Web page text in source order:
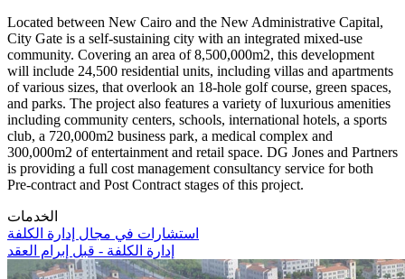
Located between New Cairo and the New Administrative Capital,
City Gate is a self-sustaining city with an integrated mixed-use
community. Covering an area of 8,500,000m2, this development
will include 24,500 residential units, including villas and apartments
of various sizes, that overlook an 18-hole golf course, green spaces,
and parks. The project also features a variety of luxurious amenities
including community centers, schools, international hotels, a sports
club, a 720,000m2 business park, a medical complex and
300,000m2 of entertainment and retail space. DG Jones and Partners
is providing a full cost management consultancy service for both
Pre-contract and Post Contract stages of this project.
الخدمات
استشارات في مجال إدارة الكلفة
إدارة الكلفة - قبل إبرام العقد